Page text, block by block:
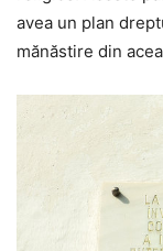
avea un plan
mănăstire din